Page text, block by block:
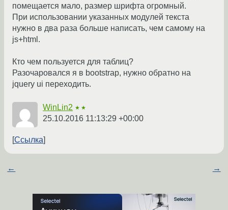
помещается мало, размер шрифта огромный.
При использовании указанных модулей текста
нужно в два раза больше написать, чем самому на
js+html.
Кто чем пользуется для таблиц?
Разочаровался я в bootstrap, нужно обратно на
jquery ui переходить.
WinLin2 ★★
25.10.2016 11:13:29 +00:00
Ссылка
← →